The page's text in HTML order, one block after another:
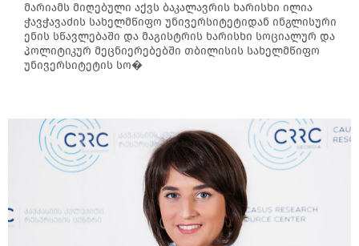
მარიამს მიღებული აქვს ბაკალავრის ხარისხი ილია
ჭავჭავაძის სახელმწიფო უნივერსიტეტიდან ინგლისური
ენის სწავლებაში და მაგისტრის ხარისხი სოციალურ და
პოლიტიკურ მეცნიერებებში თბილისის სახელმწიფო
უნივერსიტეტის სო�